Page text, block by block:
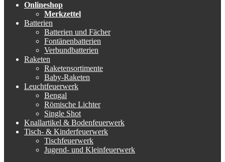
Onlineshop
Merkzettel
Batterien
Batterien und Fächer
Fontänenbatterien
Verbundbatterien
Raketen
Raketensortimente
Baby-Raketen
Leuchtfeuerwerk
Bengal
Römische Lichter
Single Shot
Knallartikel & Bodenfeuerwerk
Tisch- & Kinderfeuerwerk
Tischfeuerwerk
Jugend- und Kleinfeuerwerk